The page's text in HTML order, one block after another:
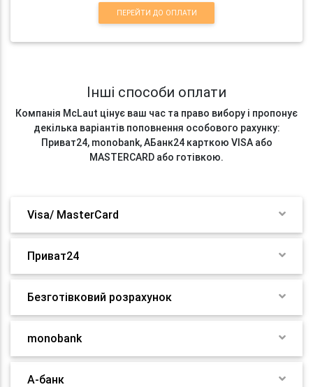
ПЕРЕЙТИ ДО ОПЛАТИ
Інші способи оплати
Компанія McLaut цінує ваш час та право вибору і пропонує
декілька варіантів поповнення особового рахунку:
Приват24, monobank, АБанк24 карткою VISA або
MASTERCARD або готівкою.
Visa/ MasterCard
Приват24
Безготівковий розрахунок
monobank
А-банк